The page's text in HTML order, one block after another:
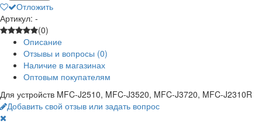
Отложить
Артикул: -
(0)
Описание
Отзывы и вопросы (0)
Наличие в магазинах
Оптовым покупателям
Для устройств MFC-J2510, MFC-J3520, MFC-J3720, MFC-J2310R
Добавить свой отзыв или задать вопрос